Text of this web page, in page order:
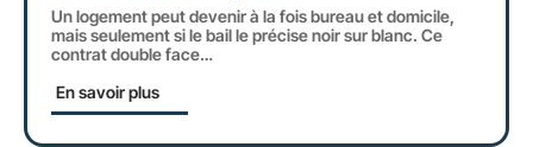
Un logement peut devenir à la fois bureau et domicile,
mais seulement si le bail le précise noir sur blanc. Ce
contrat double face…
En savoir plus